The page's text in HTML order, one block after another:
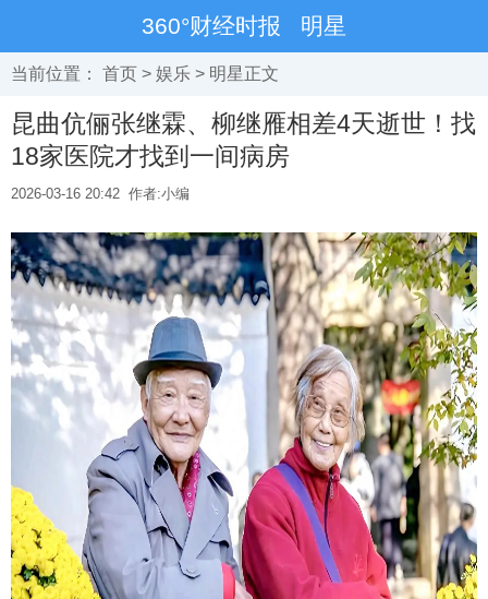
360°财经时报 明星
当前位置： 首页 > 娱乐 > 明星正文
昆曲伉俪张继霖、柳继雁相差4天逝世！找
18家医院才找到一间病房
2026-03-16 20:42 作者:小编